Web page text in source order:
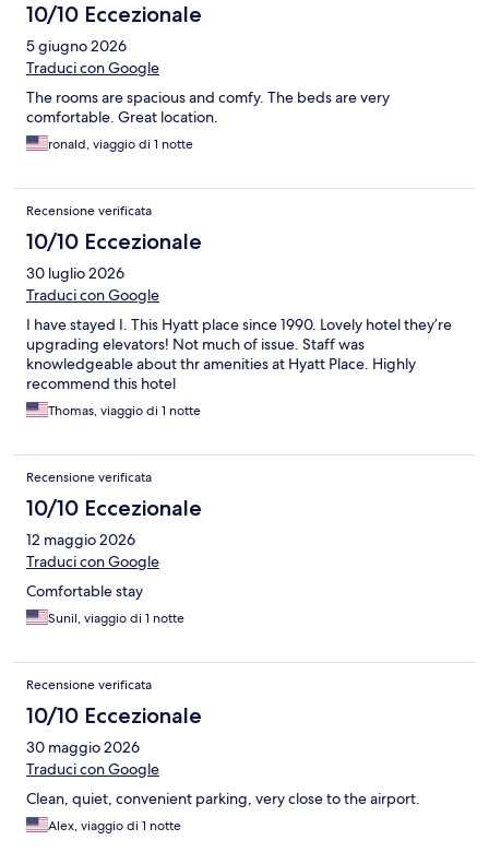
10/10 Eccezionale
5 giugno 2026
Traduci con Google
The rooms are spacious and comfy. The beds are very
comfortable. Great location.
ronald, viaggio di 1 notte
Recensione verificata
10/10 Eccezionale
30 luglio 2026
Traduci con Google
I have stayed I. This Hyatt place since 1990. Lovely hotel they’re
upgrading elevators! Not much of issue. Staff was
knowledgeable about thr amenities at Hyatt Place. Highly
recommend this hotel
Thomas, viaggio di 1 notte
Recensione verificata
10/10 Eccezionale
12 maggio 2026
Traduci con Google
Comfortable stay
Sunil, viaggio di 1 notte
Recensione verificata
10/10 Eccezionale
30 maggio 2026
Traduci con Google
Clean, quiet, convenient parking, very close to the airport.
Alex, viaggio di 1 notte